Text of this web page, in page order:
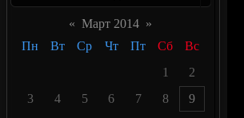
« Март 2014 »
Пн
Вт Ср Чт Пт Сб
Вс
1
2
3
4 5 6 7 8
9